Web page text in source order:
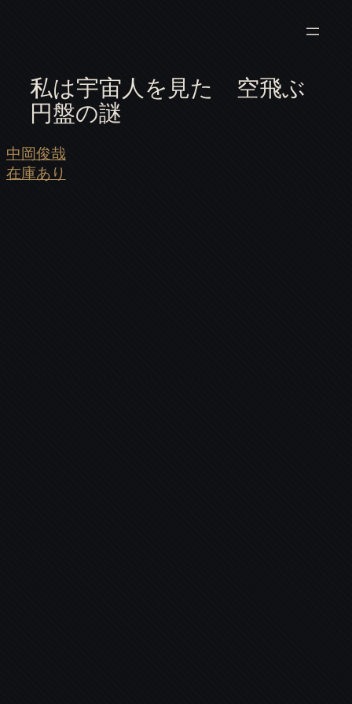
私は宇宙人を見た 空飛ぶ
円盤の謎
中岡俊哉
在庫あり